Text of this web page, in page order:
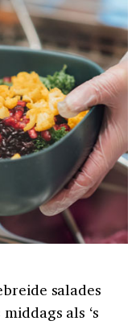
salades
als ‘s